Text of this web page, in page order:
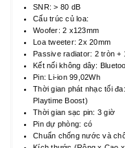
SNR: > 80 dB
Cấu trúc củ loa:
Woofer: 2 x123mm
Loa tweeter: 2x 20mm
Passive radiator: 2 tròn +
Kết nối không dây:
Pin: Li-ion 99,02Wh
Thời gian phát nhạc tối
Playtime Boost)
Thời gian sạc pin: 3 giờ
Pin dự phòng: có
Chuẩn chống nước và